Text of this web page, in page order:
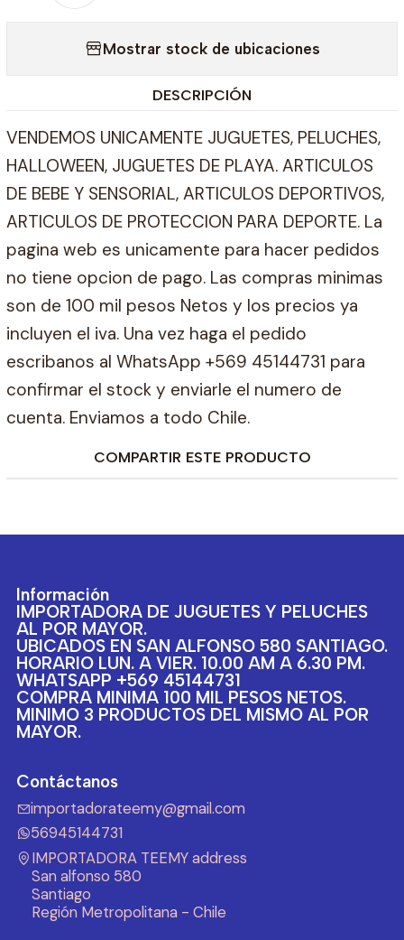
Mostrar stock de ubicaciones
DESCRIPCIÓN
VENDEMOS UNICAMENTE JUGUETES, PELUCHES,
HALLOWEEN, JUGUETES DE PLAYA. ARTICULOS
DE BEBE Y SENSORIAL, ARTICULOS DEPORTIVOS,
ARTICULOS DE PROTECCION PARA DEPORTE. La
pagina web es unicamente para hacer pedidos
no tiene opcion de pago. Las compras minimas
son de 100 mil pesos Netos y los precios ya
incluyen el iva. Una vez haga el pedido
escribanos al WhatsApp +569 45144731 para
confirmar el stock y enviarle el numero de
cuenta. Enviamos a todo Chile.
COMPARTIR ESTE PRODUCTO
Información
IMPORTADORA DE JUGUETES Y PELUCHES
AL POR MAYOR.
UBICADOS EN SAN ALFONSO 580 SANTIAGO.
HORARIO LUN. A VIER. 10.00 AM A 6.30 PM.
WHATSAPP +569 45144731
COMPRA MINIMA 100 MIL PESOS NETOS.
MINIMO 3 PRODUCTOS DEL MISMO AL POR
MAYOR.
Contáctanos
importadorateemy@gmail.com
56945144731
IMPORTADORA TEEMY address
San alfonso 580
Santiago
Región Metropolitana - Chile